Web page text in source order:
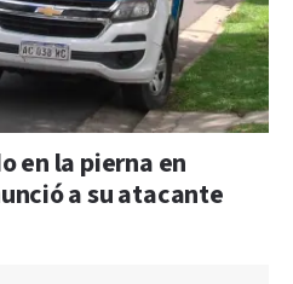
en la pierna en
a su atacante